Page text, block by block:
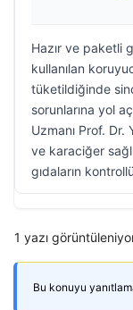
Hazır ve paketli
kullanılan
tüketildiğinde
sorunlarına yol
Uzmanı Prof. Dr.
ve karaciğer
gıdaların
1 yazı
Bu konuyu